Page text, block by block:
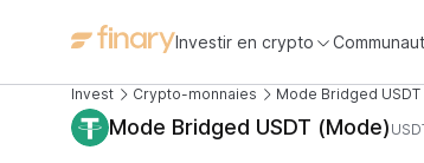
Investir en crypto
Invest Crypto-monnaies Mode Bridged USDT
Mode Bridged USDT (Mode)